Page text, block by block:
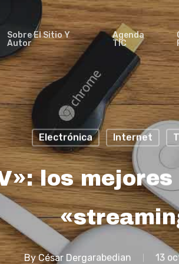
Sobre El Sitio Y
Autor
Agenda
TIC
Electrónica Internet
los
By César Dergarabedian 13